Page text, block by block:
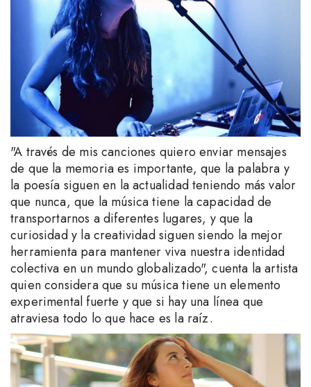
"A través de mis canciones quiero enviar mensajes
de que la memoria es importante, que la palabra y
la poesía siguen en la actualidad teniendo más valor
que nunca, que la música tiene la capacidad de
transportarnos a diferentes lugares, y que la
curiosidad y la creatividad siguen siendo la mejor
herramienta para mantener viva nuestra identidad
colectiva en un mundo globalizado", cuenta la artista
quien considera que su música tiene un elemento
experimental fuerte y que si hay una línea que
atraviesa todo lo que hace es la raíz.